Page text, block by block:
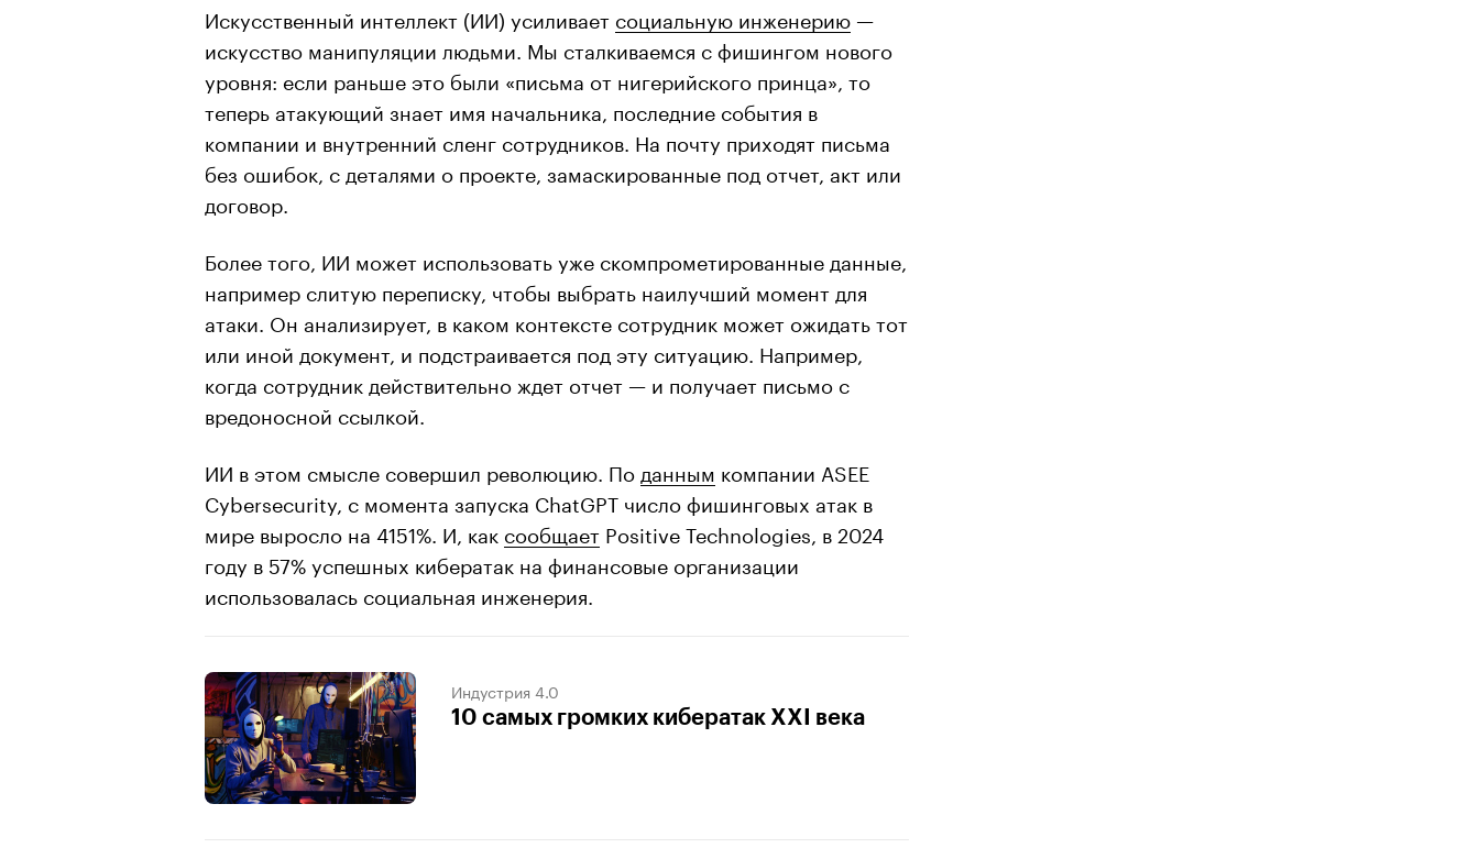
Искусственный интеллект (ИИ) усиливает социальную инженерию —
искусство манипуляции людьми. Мы сталкиваемся с фишингом нового
уровня: если раньше это были «письма от нигерийского принца», то
теперь атакующий знает имя начальника, последние события в
компании и внутренний сленг сотрудников. На почту приходят письма
без ошибок, с деталями о проекте, замаскированные под отчет, акт или
договор.
Более того, ИИ может использовать уже скомпрометированные данные,
например слитую переписку, чтобы выбрать наилучший момент для
атаки. Он анализирует, в каком контексте сотрудник может ожидать тот
или иной документ, и подстраивается под эту ситуацию. Например,
когда сотрудник действительно ждет отчет — и получает письмо с
вредоносной ссылкой.
ИИ в этом смысле совершил революцию. По данным компании ASEE
Cybersecurity, с момента запуска ChatGPT число фишинговых атак в
мире выросло на 4151%. И, как сообщает Positive Technologies, в 2024
году в 57% успешных кибератак на финансовые организации
использовалась социальная инженерия.
Индустрия 4.0
10 самых громких кибератак XXI века